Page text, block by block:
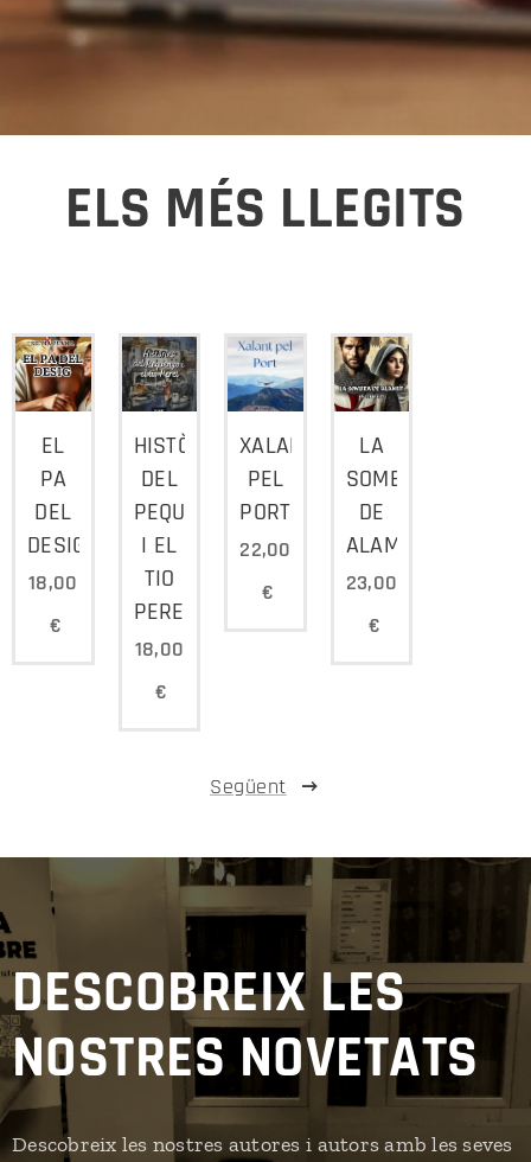
ELS MÉS LLEGITS
EL
PA
DEL
DESIG
18,00
€
HISTÒRIES
DEL
PEQUENYO
I EL
TIO
PERET
18,00
€
XALANT
PEL
PORT
22,00
€
LA
SOMBRA
DE
ALAMUT
23,00
€
Següent
DESCOBREIX LES
NOSTRES NOVETATS
Descobreix les nostres autores i autors amb les seves